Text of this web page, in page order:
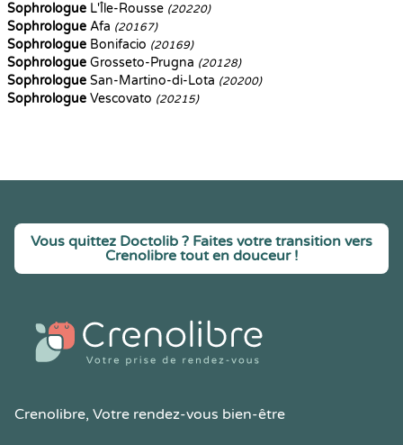
Sophrologue L'Île-Rousse (20220)
Sophrologue Afa (20167)
Sophrologue Bonifacio (20169)
Sophrologue Grosseto-Prugna (20128)
Sophrologue San-Martino-di-Lota (20200)
Sophrologue Vescovato (20215)
Vous quittez Doctolib ? Faites votre transition vers
Crenolibre tout en douceur !
Crenolibre, Votre rendez-vous bien-être